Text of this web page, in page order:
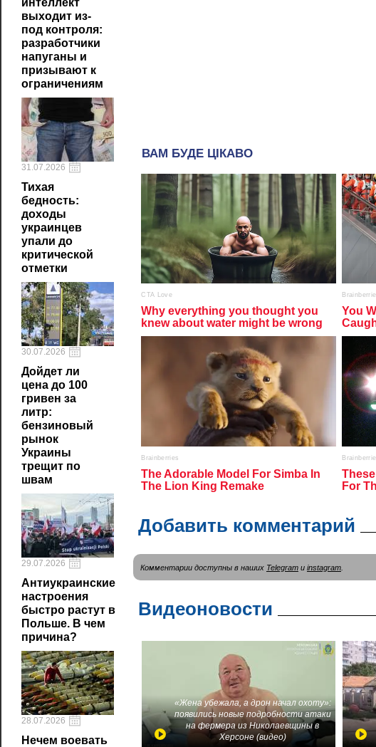
интеллект
выходит из-
под контроля:
разработчики
напуганы и
призывают к
ограничениям
31.07.2026
Тихая
бедность:
доходы
украинцев
упали до
критической
отметки
30.07.2026
Дойдет ли
цена до 100
гривен за
литр:
бензиновый
рынок
Украины
трещит по
швам
29.07.2026
Антиукраинские
настроения
быстро растут в
Польше. В чем
причина?
28.07.2026
Нечем воевать
Добавить комментарий
Комментарии доступны в наших Telegram и instagram
Видеоновости
«Жена убежала, а дрон начал охоту»:
появились новые подробности атаки
на фермера из Николаевщины в
Херсоне (видео)